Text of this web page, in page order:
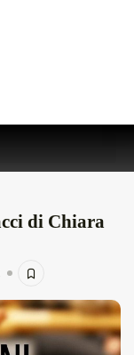
di Chiara